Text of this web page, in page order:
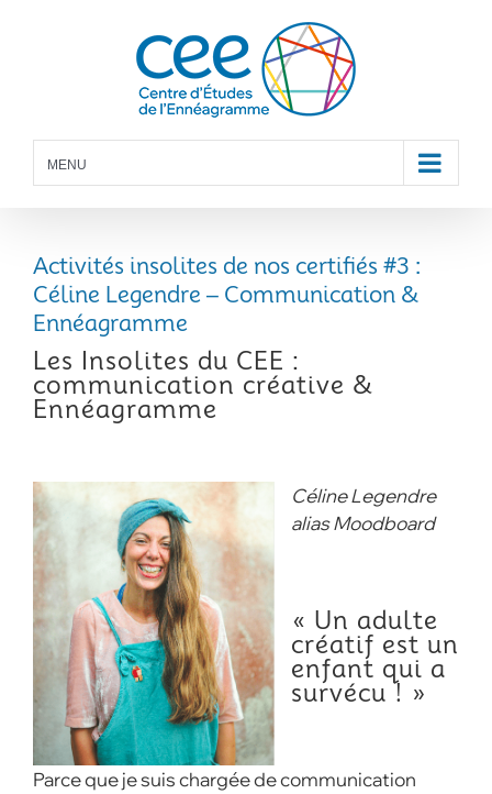
MENU
Activités insolites de nos certifiés #3 :
Céline Legendre – Communication &
Ennéagramme
Les Insolites du CEE :
communication créative &
Ennéagramme
Céline Legendre
alias Moodboard
« Un adulte
créatif est un
enfant qui a
survécu ! »
Parce que je suis chargée de communication